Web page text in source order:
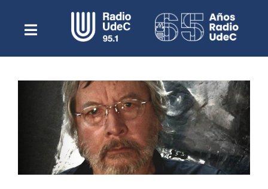
contenidoToggle
NavigationEscuchar Radio UdeC en vivo
Quiénes Somos
Programación
Podcast
Noticias
Reportajes